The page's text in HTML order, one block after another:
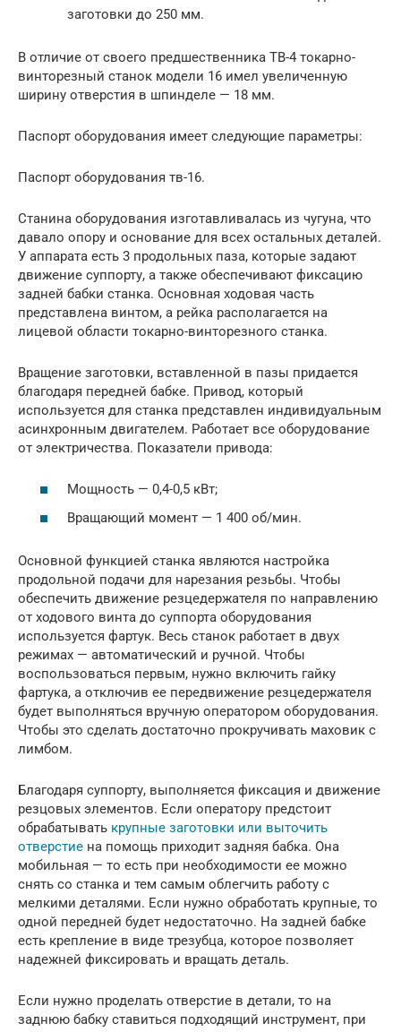
заготовки до 250 мм.
В отличие от своего предшественника ТВ-4 токарно-
винторезный станок модели 16 имел увеличенную
ширину отверстия в шпинделе — 18 мм.
Паспорт оборудования имеет следующие параметры:
Паспорт оборудования тв-16.
Станина оборудования изготавливалась из чугуна, что
давало опору и основание для всех остальных деталей.
У аппарата есть 3 продольных паза, которые задают
движение суппорту, а также обеспечивают фиксацию
задней бабки станка. Основная ходовая часть
представлена винтом, а рейка располагается на
лицевой области токарно-винторезного станка.
Вращение заготовки, вставленной в пазы придается
благодаря передней бабке. Привод, который
используется для станка представлен индивидуальным
асинхронным двигателем. Работает все оборудование
от электричества. Показатели привода:
Мощность — 0,4-0,5 кВт;
Вращающий момент — 1 400 об/мин.
Основной функцией станка являются настройка
продольной подачи для нарезания резьбы. Чтобы
обеспечить движение резцедержателя по направлению
от ходового винта до суппорта оборудования
используется фартук. Весь станок работает в двух
режимах — автоматический и ручной. Чтобы
воспользоваться первым, нужно включить гайку
фартука, а отключив ее передвижение резцедержателя
будет выполняться вручную оператором оборудования.
Чтобы это сделать достаточно прокручивать маховик с
лимбом.
Благодаря суппорту, выполняется фиксация и движение
резцовых элементов. Если оператору предстоит
обрабатывать крупные заготовки или выточить
отверстие на помощь приходит задняя бабка. Она
мобильная — то есть при необходимости ее можно
снять со станка и тем самым облегчить работу с
мелкими деталями. Если нужно обработать крупные, то
одной передней будет недостаточно. На задней бабке
есть крепление в виде трезубца, которое позволяет
надежней фиксировать и вращать деталь.
Если нужно проделать отверстие в детали, то на
заднюю бабку ставиться подходящий инструмент, при